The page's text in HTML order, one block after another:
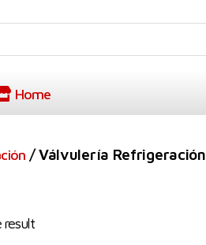
Home
/ Válvulería Refrigeración
result